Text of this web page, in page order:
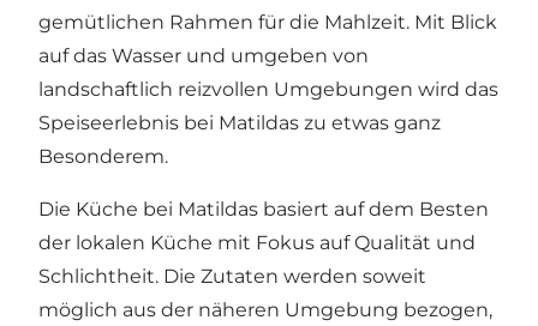
gemütlichen Rahmen für die Mahlzeit. Mit Blick
auf das Wasser und umgeben von
landschaftlich reizvollen Umgebungen wird das
Speiseerlebnis bei Matildas zu etwas ganz
Besonderem.
Die Küche bei Matildas basiert auf dem Besten
der lokalen Küche mit Fokus auf Qualität und
Schlichtheit. Die Zutaten werden soweit
möglich aus der näheren Umgebung bezogen,